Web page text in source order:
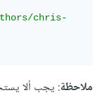
chris-
ملاحظة: يجب ألا